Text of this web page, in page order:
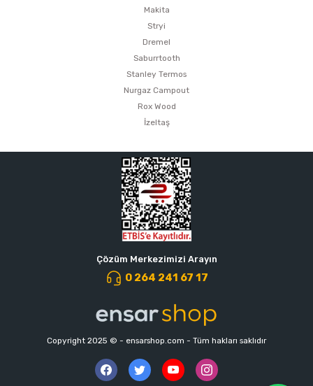
Makita
Stryi
Dremel
Saburrtooth
Stanley Termos
Nurgaz Campout
Rox Wood
İzeltaş
Çözüm Merkezimizi Arayın
0 264 241 67 17
Copyright 2025 © - ensarshop.com - Tüm hakları saklıdır